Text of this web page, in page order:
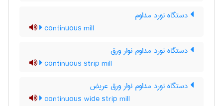
دستگاه نورد مداوم
continuous mill
دستگاه نورد مداوم نوار ورق
continuous strip mill
دستگاه نورد مداوم نوار ورق عریض
continuous wide strip mill